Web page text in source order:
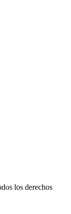
los derechos